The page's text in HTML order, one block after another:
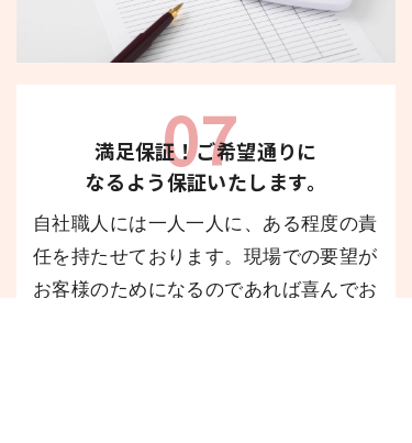
07
満足保証！ご希望通りに
なるよう保証いたします。
自社職人には一人一人に、ある程度の責
任を持たせております。現場での要望が
お客様のためになるのであれば喜んでお